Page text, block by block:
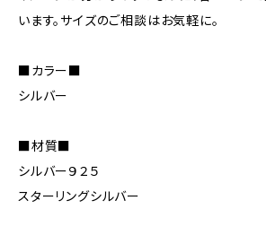
います。サイズのご相談はお気軽に。
■カラー■
シルバー
■材質■
シルバー９２５
スターリングシルバー